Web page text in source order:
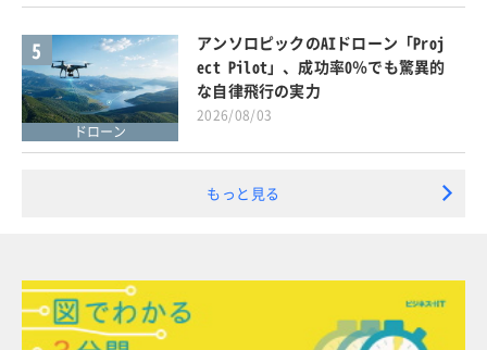
5
ドローン
アンソロピックのAIドローン「Proj
ect Pilot」、成功率0％でも驚異的
な自律飛行の実力
2026/08/03
もっと見る